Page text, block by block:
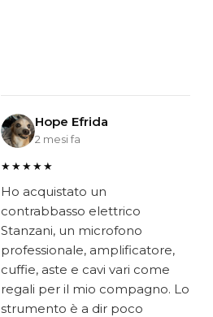
Hope Efrida
2 mesi fa
★★★★★
Ho acquistato un
contrabbasso elettrico
Stanzani, un microfono
professionale, amplificatore,
cuffie, aste e cavi vari come
regali per il mio compagno. Lo
strumento è a dir poco